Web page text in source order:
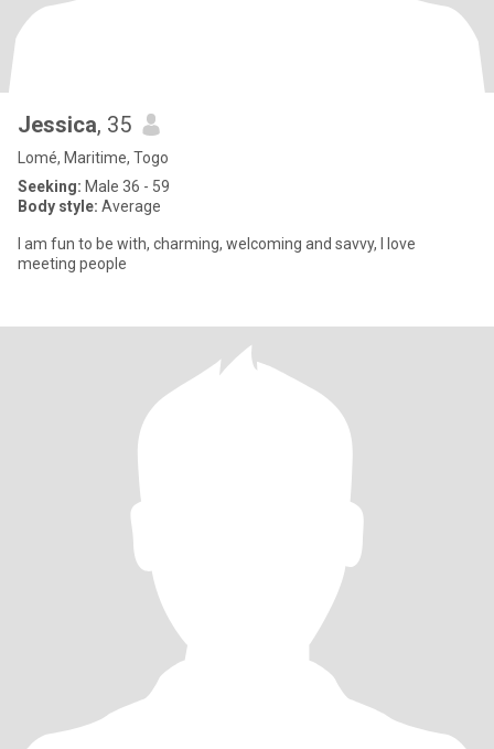
Jessica, 35
Lomé, Maritime, Togo
Seeking: Male 36 - 59
Body style: Average
l am fun to be with, charming, welcoming and savvy, l love
meeting people